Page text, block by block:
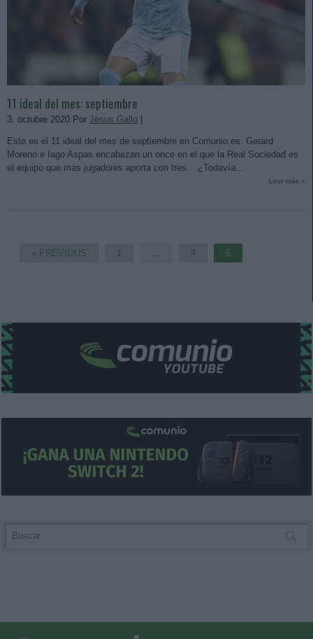
11 ideal del mes: septiembre
3. octubre 2020 Por Jesus Gallo
Este es el 11 ideal del mes de septiembre en Comunio.es. Gerard
Moreno e Iago Aspas encabezan un once en el que la Real Sociedad es
el equipo que más jugadores aporta con tres. ¿Todavía…
Leer más »
« PREVIOUS 1 … 4 5